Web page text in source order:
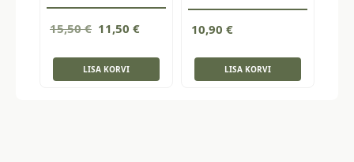
15,50€ Algne
oli:
15,50 €.
11,50 €Current
is:
LISA KORVI
10,90 €
LISA KORVI